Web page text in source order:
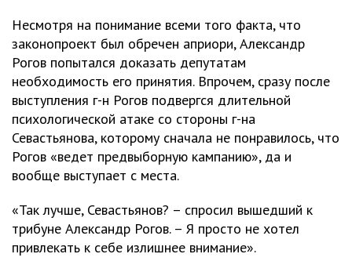
Несмотря на понимание всеми того факта, что
законопроект был обречен априори, Александр
Рогов попытался доказать депутатам
необходимость его принятия. Впрочем, сразу после
выступления г-н Рогов подвергся длительной
психологической атаке со стороны г-на
Севастьянова, которому сначала не понравилось, что
Рогов «ведет предвыборную кампанию», да и
вообще выступает с места.
«Так лучше, Севастьянов? – спросил вышедший к
трибуне Александр Рогов. – Я просто не хотел
привлекать к себе излишнее внимание».